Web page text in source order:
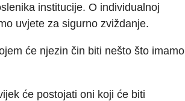
institucije. O individualnoj
uvjete za sigurno zviždanje.
će njezin čin biti nešto što imamo
će postojati oni koji će biti